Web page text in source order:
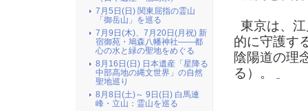
東京は、
的に守護す
陰陽道の理
る）。
7月5日(日) 関東屈指の霊山
「御岳山」を巡る
7月9日(木)、7月20日(月祝) 新
宿御苑・鳩森八幡神社――都
心の水と緑の聖地をめぐる
8月16日(日) 日本遺産「星降る
中部高地の縄文世界」の自然
聖地巡り
8月8日(土)～ 9日(日) 白馬連
峰・立山：霊山を巡る